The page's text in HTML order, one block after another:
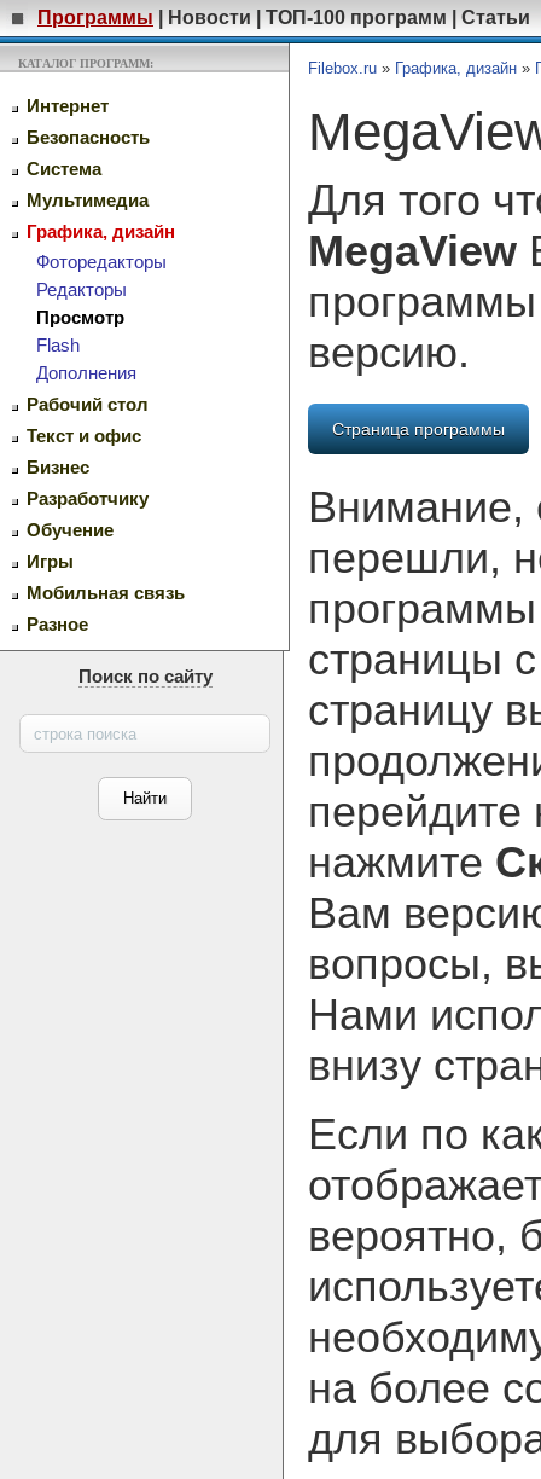
Программы Новости ТОП-100 программ Статьи
КАТАЛОГ ПРОГРАММ:
Интернет
Безопасность
Система
Мультимедиа
Графика, дизайн
Фоторедакторы
Редакторы
Просмотр
Flash
Дополнения
Рабочий стол
Текст и офис
Бизнес
Разработчику
Обучение
Игры
Мобильная связь
Разное
Поиск по сайту
Filebox.ru » Графика, дизайн »
Для того
MegaView
версию.
Страница программы
Внимание,
перешли,
страницы
страницу
нажмите
Вам
вопросы,
Нами
внизу
Если по
вероятно,
на более
для